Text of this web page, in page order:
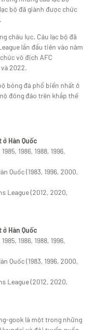
bộ đã giành được chức
châu lục. Câu lạc bộ đã
lần đầu tiên vào năm
vô địch AFC
2022.
bóng đá phổ biến nhất ở
đông đảo trên khắp thế
Hàn Quốc
1986, 1988, 1996,
Quốc (1983, 1996, 2000,
League (2012, 2020,
Hàn Quốc
1986, 1988, 1996,
Quốc (1983, 1996, 2000,
League (2012, 2020,
gook là một trong những